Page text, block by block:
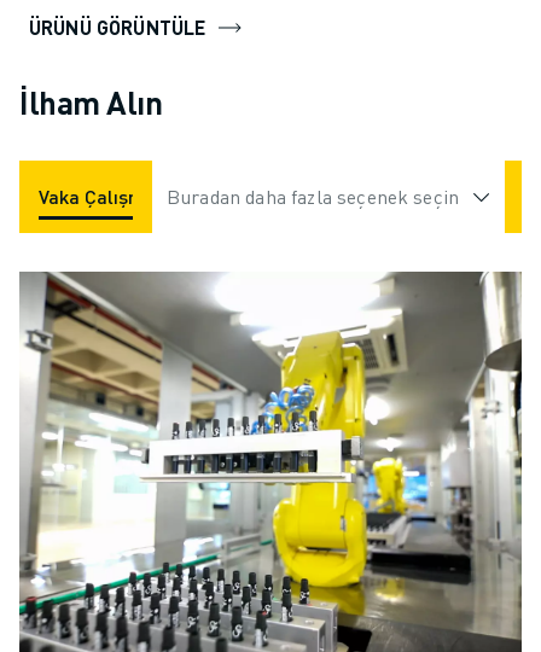
ÜRÜNÜ GÖRÜNTÜLE
İlham Alın
Vaka Çalışmaları Uygulamalar Endüstriler
Buradan daha fazla seçenek seçin